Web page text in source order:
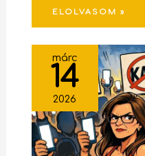
ELOLVASOM »
márc
14
2026